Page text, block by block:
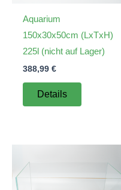
Aquarium
150x30x50cm (LxTxH)
225l (nicht auf Lager)
388,99 €
Details